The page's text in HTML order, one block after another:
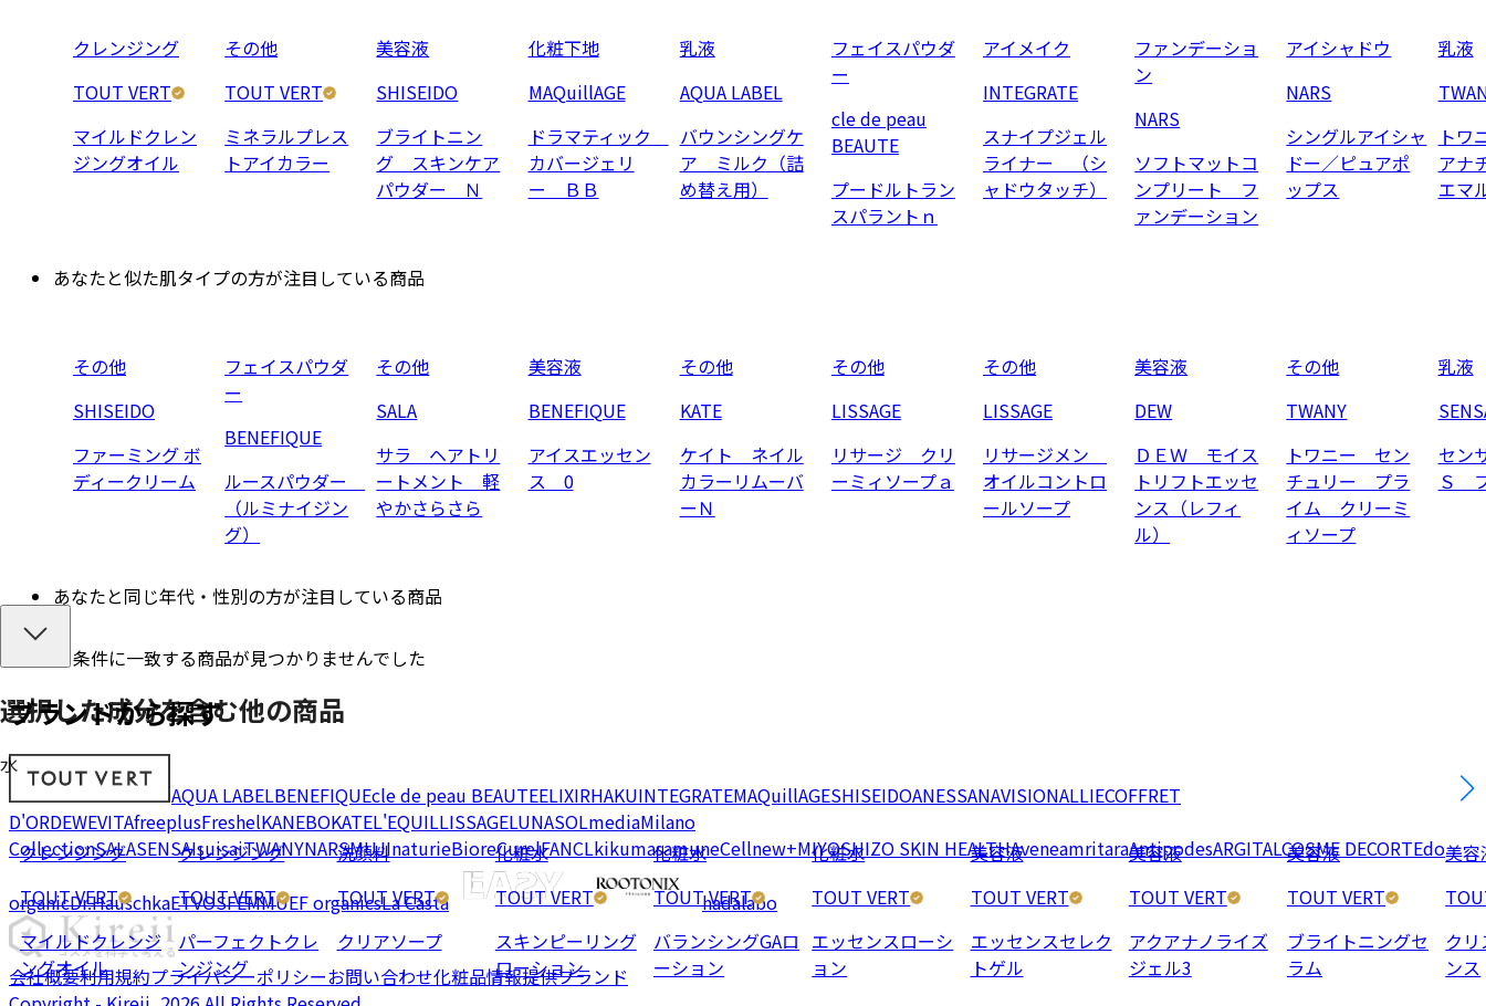
選択した成分を含む他の商品
水
クレンジング
TOUT VERT
マイルドクレンジ
ングオイル
クレンジング
TOUT VERT
パーフェクトクレ
ンジング
洗顔料
TOUT VERT
クリアソープ
化粧水
TOUT VERT
スキンピーリング
ローション
化粧水
TOUT VERT
バランシングGAロ
ーション
化粧水
TOUT VERT
エッセンスローシ
ョン
美容液
TOUT VERT
エッセンスセレク
トゲル
美容液
TOUT VERT
アクアナノライズ
ジェル3
美容液
TOUT VERT
ブライトニングセ
ラム
美容
ク
ンス
クレンジング
TOUT VERT
マイルドクレン
ジングオイル
その他
TOUT VERT
ミネラルプレス
トアイカラー
美容液
SHISEIDO
ブライトニン
グ スキンケア
パウダー Ｎ
化粧下地
MAQuillAGE
ドラマティック
カバージェリ
ー ＢＢ
乳液
AQUA LABEL
バウンシングケ
ア ミルク（詰
め替え用）
フェイスパウダ
ー
cle de peau
BEAUTE
プードルトラン
スパラントｎ
アイメイク
INTEGRATE
スナイプジェル
ライナー （シ
ャドウタッチ）
ファンデーショ
ン
NARS
ソフトマットコ
ンプリート フ
ァンデーション
アイシャドウ
NARS
シングルアイシャ
ドー／ピュアポ
ップス
乳液
ト
アナ
エマ
あなたと似た肌タイプの方が注目している商品
その他
SHISEIDO
ファーミング ボ
ディークリーム
フェイスパウダ
ー
BENEFIQUE
ルースパウダー
（ルミナイジン
グ）
その他
SALA
サラ ヘアトリ
ートメント 軽
やかさらさら
美容液
BENEFIQUE
アイスエッセン
ス 0
その他
KATE
ケイト ネイル
カラーリムーバ
ーＮ
その他
LISSAGE
リサージ クリ
ーミィソープａ
その他
LISSAGE
リサージメン
オイルコントロ
ールソープ
美容液
DEW
ＤＥＷ モイス
トリフトエッセ
ンス（レフィ
ル）
その他
TWANY
トワニー セン
チュリー プラ
イム クリーミ
ィソープ
乳液
セン
Ｓ
あなたと同じ年代・性別の方が注目している商品
条件に一致する商品が見つかりませんでした
ブランドから探す
AQUA LABELBENEFIQUEcle de peau BEAUTEELIXIRHAKUINTEGRATEMAQuillAGESHISEIDOANESSANAVISIONALLIECOFFRET
D'ORDEWEVITAfreeplusFreshelKANEBOKATEL'EQUILLISSAGELUNASOLmediaMilano
CollectionSALASENSAIsuisaiTWANYNARSMUJInaturieBioreCurelFANCLkikumasamuneCellnew+MIYOSHIZO SKIN HEALTHAveneamritaraAntipodesARGITALCOSME DECORTEdo
organicDr.HauschkaETVOSFEMMUEF organicsLa Casta hadalabo
会社概要利用規約プライバシーポリシーお問い合わせ化粧品情報提供ブランド